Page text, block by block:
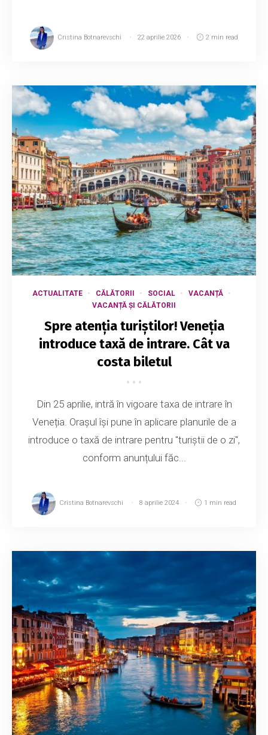
Cristina Botnarevschi 22 aprilie 2026 2 min read
ACTUALITATE CĂLĂTORII SOCIAL
VACANȚĂ
VACANȚĂ ȘI CĂLĂTORII
Spre atenția turiștilor! Veneția
introduce taxă de intrare. Cât va
costa biletul
Din 25 aprilie, intră în vigoare taxa de intrare în
Veneția. Orașul își pune în aplicare planurile de a
introduce o taxă de intrare pentru "turiștii de o zi",
conform anunțului făc...
Cristina Botnarevschi 8 aprilie 2024 1 min read